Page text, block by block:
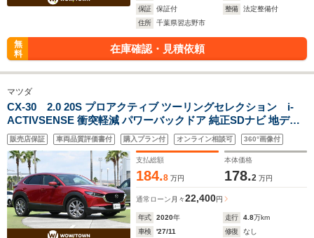
保証
保証付 整備
法定整備付
住所
千葉県習志野市
無
料
在庫確認・見積依頼
マツダ
CX-30 2.0 20S プロアクティブ ツーリングセレクション i-
ACTIVSENSE 衝突軽減 パワーバックドア 純正SDナビ 地デジ
TV DVD CD Bluetooth Apple CarPlay Android Auto 全方位モ
ニター ドラレコ(前後) 前席シートヒーター 革巻きステア
リング ETC LEDヘッドライト
販売店保証 車両品質評価書付 購入プラン付 オンライン相談可 360°画像付
支払総額
184.8 万円
本体価格
178.2 万円
通常ローン 月々22,400円
年式 2020年 走行 4.8万km
車検
'27/11 修復
なし